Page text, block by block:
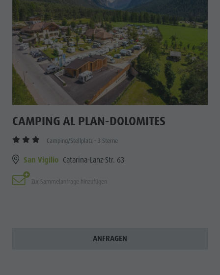
CAMPING AL PLAN-DOLOMITES
Camping/Stellplatz - 3 Sterne
San Vigilio Catarina-Lanz-Str. 63
Zur Sammelanfrage hinzufügen
ANFRAGEN